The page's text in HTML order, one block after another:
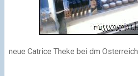
neue Catrice Theke bei dm Österreich